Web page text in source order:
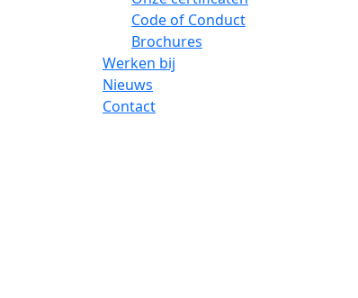
Code of Conduct
Brochures
Werken bij
Nieuws
Contact